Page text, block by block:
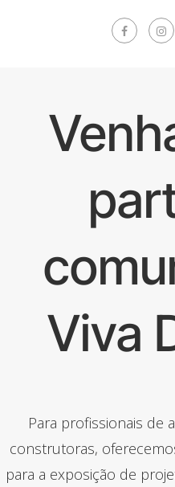
Viva
Para profissionais de
construtoras,
para a exposição de